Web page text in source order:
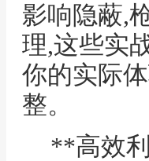
影响隐蔽,
理,这些实
你的实际
整。
**高效